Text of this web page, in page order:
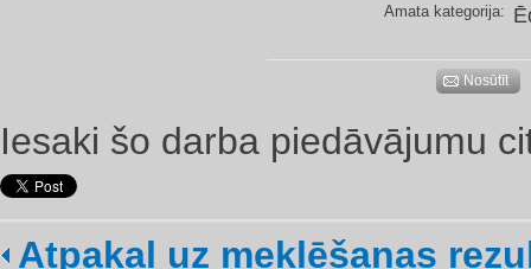
Amata kategorija:
Nosūtīt
Iesaki šo darba piedāvājumu
Atpakaļ uz meklēšanas